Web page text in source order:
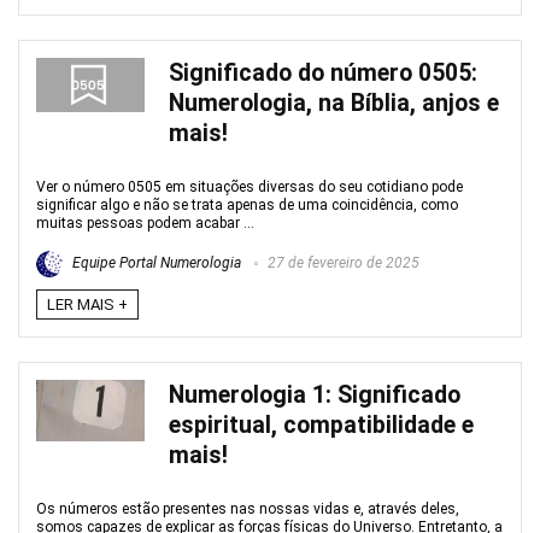
Significado do número 0505:
Numerologia, na Bíblia, anjos e
mais!
Ver o número 0505 em situações diversas do seu cotidiano pode
significar algo e não se trata apenas de uma coincidência, como
muitas pessoas podem acabar ...
Equipe Portal Numerologia 27 de fevereiro de 2025
LER MAIS +
Numerologia 1: Significado
espiritual, compatibilidade e
mais!
Os números estão presentes nas nossas vidas e, através deles,
somos capazes de explicar as forças físicas do Universo. Entretanto, a